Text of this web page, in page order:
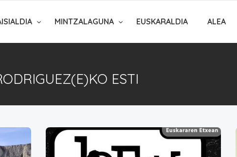
MINTZALAGUNA EUSKARALDIA ALEA
ESTI